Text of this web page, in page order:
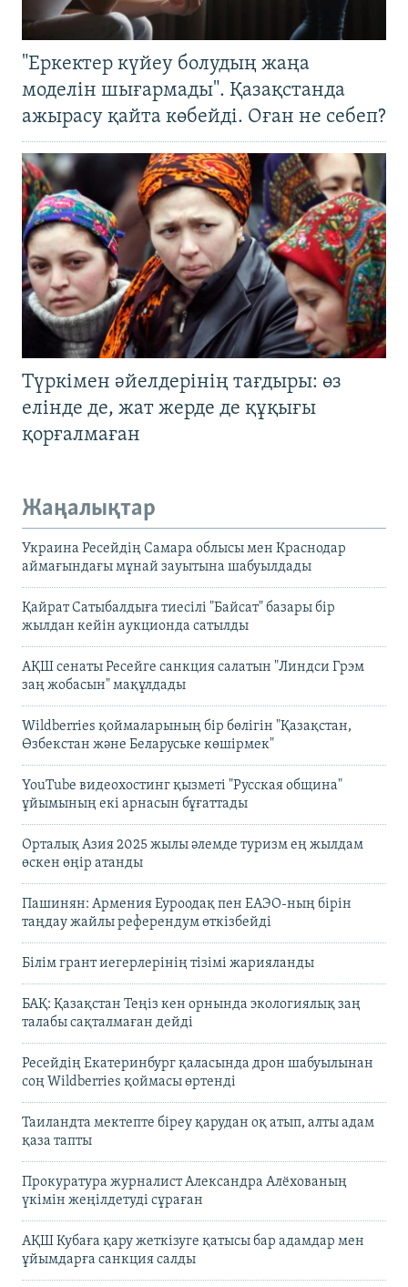
"Еркектер күйеу болудың жаңа
моделін шығармады". Қазақстанда
ажырасу қайта көбейді. Оған не себеп?
Түркімен әйелдерінің тағдыры: өз
елінде де, жат жерде де құқығы
қорғалмаған
Жаңалықтар
Украина Ресейдің Самара облысы мен Краснодар
аймағындағы мұнай зауытына шабуылдады
Қайрат Сатыбалдыға тиесілі "Байсат" базары бір
жылдан кейін аукционда сатылды
АҚШ сенаты Ресейге санкция салатын "Линдси Грэм
заң жобасын" мақұлдады
Wildberries қоймаларының бір бөлігін "Қазақстан,
Өзбекстан және Беларуське көшірмек"
YouTube видеохостинг қызметі "Русская община"
ұйымының екі арнасын бұғаттады
Орталық Азия 2025 жылы әлемде туризм ең жылдам
өскен өңір атанды
Пашинян: Армения Еуроодақ пен ЕАЭО-ның бірін
таңдау жайлы референдум өткізбейді
Білім грант иегерлерінің тізімі жарияланды
БАҚ: Қазақстан Теңіз кен орнында экологиялық заң
талабы сақталмаған дейді
Ресейдің Екатеринбург қаласында дрон шабуылынан
соң Wildberries қоймасы өртенді
Таиландта мектепте біреу қарудан оқ атып, алты адам
қаза тапты
Прокуратура журналист Александра Алёхованың
үкімін жеңілдетуді сұраған
АҚШ Кубаға қару жеткізуге қатысы бар адамдар мен
ұйымдарға санкция салды